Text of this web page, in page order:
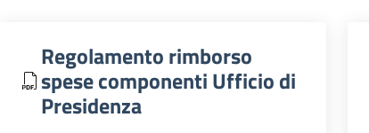
Regolamento rimborso
spese componenti Ufficio di
Presidenza